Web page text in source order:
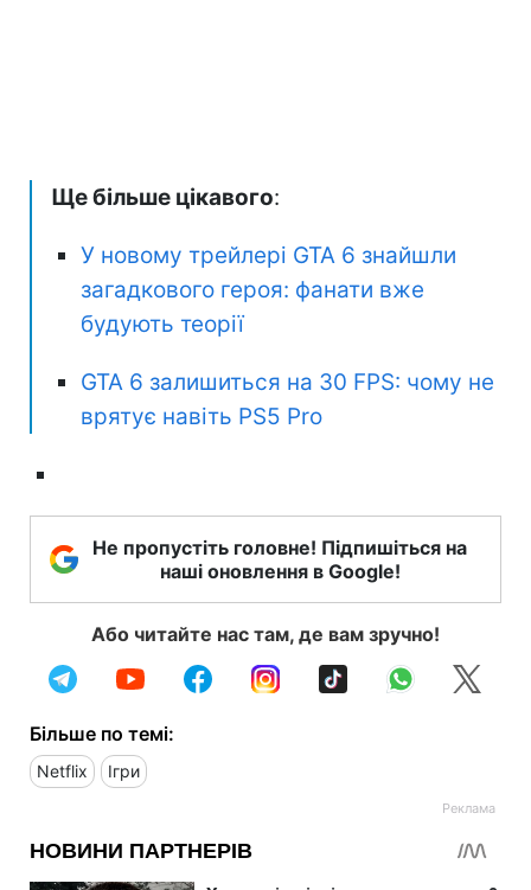
Ще більше цікавого:
У новому трейлері GTA 6 знайшли
загадкового героя: фанати вже
будують теорії
GTA 6 залишиться на 30 FPS: чому не
врятує навіть PS5 Pro
Не пропустіть головне! Підпишіться на
наші оновлення в Google!
Або читайте нас там, де вам зручно!
Більше по темі:
Netflix Ігри